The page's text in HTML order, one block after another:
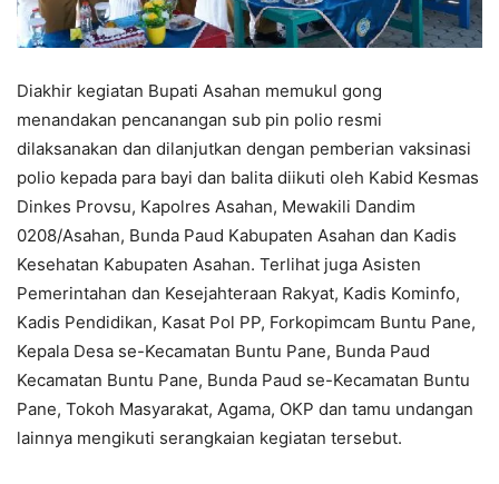
Diakhir kegiatan Bupati Asahan memukul gong
menandakan pencanangan sub pin polio resmi
dilaksanakan dan dilanjutkan dengan pemberian vaksinasi
polio kepada para bayi dan balita diikuti oleh Kabid Kesmas
Dinkes Provsu, Kapolres Asahan, Mewakili Dandim
0208/Asahan, Bunda Paud Kabupaten Asahan dan Kadis
Kesehatan Kabupaten Asahan. Terlihat juga Asisten
Pemerintahan dan Kesejahteraan Rakyat, Kadis Kominfo,
Kadis Pendidikan, Kasat Pol PP, Forkopimcam Buntu Pane,
Kepala Desa se-Kecamatan Buntu Pane, Bunda Paud
Kecamatan Buntu Pane, Bunda Paud se-Kecamatan Buntu
Pane, Tokoh Masyarakat, Agama, OKP dan tamu undangan
lainnya mengikuti serangkaian kegiatan tersebut.